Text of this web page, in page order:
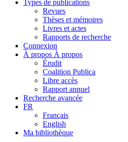
Types de publications
Revues
Thèses et mémoires
Livres et actes
Rapports de recherche
Connexion
À propos À propos
Érudit
Coalition Publica
Libre accès
Rapport annuel
Recherche avancée
FR
Français
English
Ma bibliothèque